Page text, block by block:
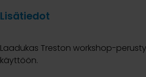
Lisätiedot
Laadukas Treston workshop-
käyttöön.